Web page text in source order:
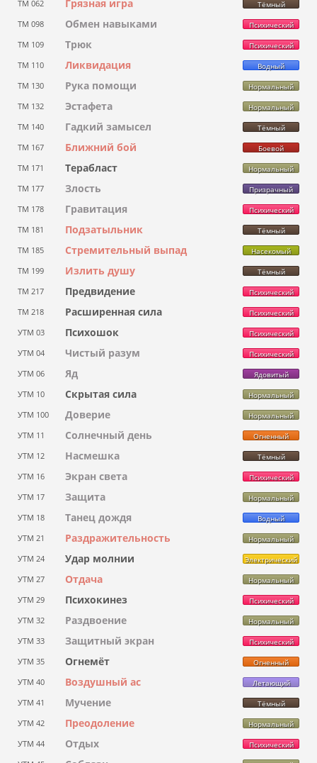
ТМ 062 Грязная игра Тёмный
ТМ 098 Обмен навыками Психический
ТМ 109 Трюк Психический
ТМ 110 Ликвидация Водный
ТМ 130 Рука помощи Нормальный
ТМ 132 Эстафета Нормальный
ТМ 140 Гадкий замысел Тёмный
ТМ 167 Ближний бой Боевой
ТМ 171 Терабласт Нормальный
ТМ 177 Злость Призрачный
ТМ 178 Гравитация Психический
ТМ 181 Подзатыльник Тёмный
ТМ 185 Стремительный выпад Насекомый
ТМ 199 Излить душу Тёмный
ТМ 217 Предвидение Психический
ТМ 218 Расширенная сила Психический
УТМ 03 Психошок Психический
УТМ 04 Чистый разум Психический
УТМ 06 Яд Ядовитый
УТМ 10 Скрытая сила Нормальный
УТМ 100 Доверие Нормальный
УТМ 11 Солнечный день Огненный
УТМ 12 Насмешка Тёмный
УТМ 16 Экран света Психический
УТМ 17 Защита Нормальный
УТМ 18 Танец дождя Водный
УТМ 21 Раздражительность Нормальный
УТМ 24 Удар молнии Электрический
УТМ 27 Отдача Нормальный
УТМ 29 Психокинез Психический
УТМ 32 Раздвоение Нормальный
УТМ 33 Защитный экран Психический
УТМ 35 Огнемёт Огненный
УТМ 40 Воздушный ас Летающий
УТМ 41 Мучение Тёмный
УТМ 42 Преодоление Нормальный
УТМ 44 Отдых Психический